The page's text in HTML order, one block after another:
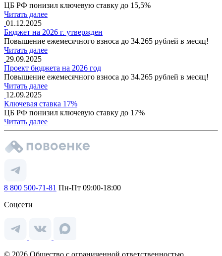
ЦБ РФ понизил ключевую ставку до 15,5%
Читать далее
01.12.2025
Бюджет на 2026 г. утвержден
Повышение ежемесячного взноса до 34.265 рублей в месяц!
Читать далее
29.09.2025
Проект бюджета на 2026 год
Повышение ежемесячного взноса до 34.265 рублей в месяц!
Читать далее
12.09.2025
Ключевая ставка 17%
ЦБ РФ понизил ключевую ставку до 17%
Читать далее
8 800 500-71-81 Пн-Пт 09:00-18:00
Соцсети
© 2026 Общество с ограниченной ответственностью